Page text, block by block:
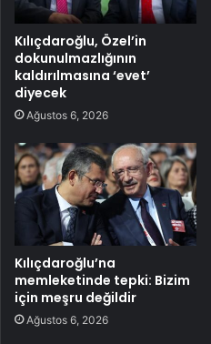
Kılıçdaroğlu, Özel’in
dokunulmazlığının
kaldırılmasına ‘evet’
diyecek
Ağustos 6, 2026
Kılıçdaroğlu’na
memleketinde tepki: Bizim
için meşru değildir
Ağustos 6, 2026